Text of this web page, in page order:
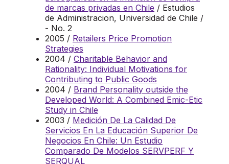
de marcas privadas en Chile / Estudios
de Administracion, Universidad de Chile /
- No. 2
2005 / Retailers Price Promotion
Strategies
2004 / Charitable Behavior and
Rationality: Individual Motivations for
Contributing to Public Goods
2004 / Brand Personality outside the
Developed World: A Combined Emic-Etic
Study in Chile
2003 / Medición De La Calidad De
Servicios En La Educación Superior De
Negocios En Chile: Un Estudio
Comparado De Modelos SERVPERF Y
SERQUAL